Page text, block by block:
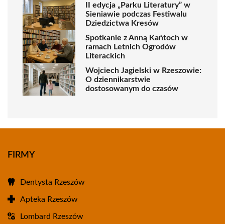
II edycja „Parku Literatury” w
Sieniawie podczas Festiwalu
Dziedzictwa Kresów
Spotkanie z Anną Kańtoch w
ramach Letnich Ogrodów
Literackich
Wojciech Jagielski w Rzeszowie:
O dziennikarstwie
dostosowanym do czasów
FIRMY
Dentysta Rzeszów
Apteka Rzeszów
Lombard Rzeszów